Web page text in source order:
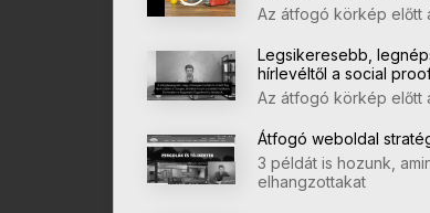
Az átfogó körkép előtt
Legsikeresebb,
hírlevéltől a social
Az átfogó körkép előtt
Átfogó weboldal
3 példát is hozunk,
elhangzottakat